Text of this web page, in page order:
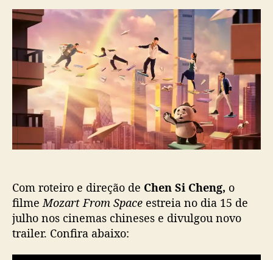
r
d
o
p
o
t
d
e
u
b
l
i
ç
ã
i
m
e
c
h
i
n
ê
s
‘
z
a
r
r
Com roteiro e direção de Chen Si Cheng, o
filmeMozart From Space estreia no dia 15 de
julho nos cinemas chineses e divulgou novo
trailer. Confira abaixo: